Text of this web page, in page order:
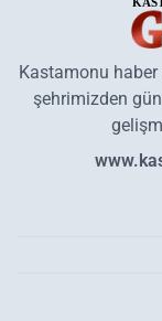
Kastamonu haber
şehrimizden